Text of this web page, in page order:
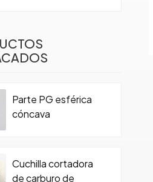
Parte PG esférica
cóncava
Cuchilla cortadora
de carburo de